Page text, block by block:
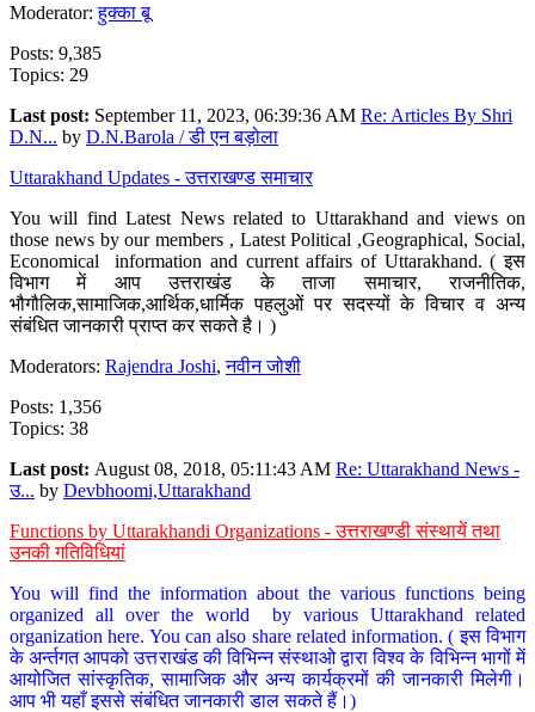
Moderator:हुक्का बू
Posts: 9,385
Topics: 29
Last post: September 11, 2023, 06:39:36 AM Re: Articles By Shri
D.N... by D.N.Barola / डी एन बड़ोला
Uttarakhand Updates - उत्तराखण्ड समाचार
You will find Latest News related to Uttarakhand and views on
those news by our members , Latest Political ,Geographical, Social,
Economical information and current affairs of Uttarakhand. ( इस
विभाग में आप उत्तराखंड के ताजा समाचार, राजनीतिक,
भौगौलिक,सामाजिक,आर्थिक,धार्मिक पहलुओं पर सदस्यों के विचार व अन्य
संबंधित जानकारी प्राप्त कर सकते है। )
Moderators: Rajendra Joshi,नवीन जोशी
Posts: 1,356
Topics: 38
Last post: August 08, 2018, 05:11:43 AM Re: Uttarakhand News -
उ... by Devbhoomi,Uttarakhand
Functions by Uttarakhandi Organizations - उत्तराखण्डी संस्थायें तथा
उनकी गतिविधियां
You will find the information about the various functions being
organized all over the world by various Uttarakhand related
organization here. You can also share related information. ( इस विभाग
के अर्न्तगत आपको उत्तराखंड की विभिन्न संस्थाओ द्वारा विश्व के विभिन्न भागों में
आयोजित सांस्कृतिक, सामाजिक और अन्य कार्यक्रमों की जानकारी मिलेगी।
आप भी यहाँ इससे संबंधित जानकारी डाल सकते हैं।)